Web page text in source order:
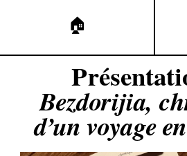
🏠
Bezdorijia,
d’un voyage